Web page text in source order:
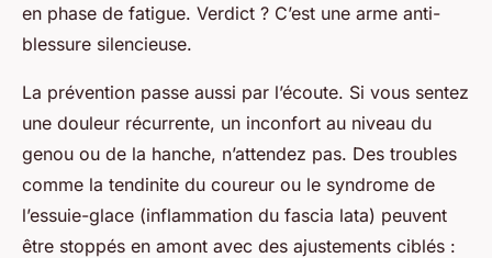
en phase de fatigue. Verdict ? C’est une arme anti-
blessure silencieuse.
La prévention passe aussi par l’écoute. Si vous sentez
une douleur récurrente, un inconfort au niveau du
genou ou de la hanche, n’attendez pas. Des troubles
comme la tendinite du coureur ou le syndrome de
l’essuie-glace (inflammation du fascia lata) peuvent
être stoppés en amont avec des ajustements ciblés :